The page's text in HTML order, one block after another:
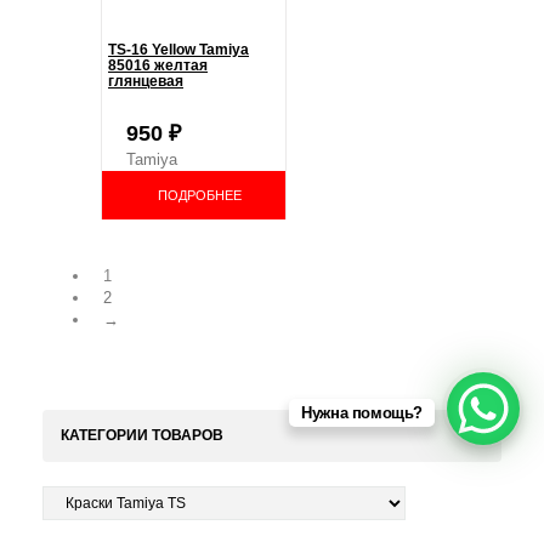
TS-16 Yellow Tamiya
85016 желтая
глянцевая
950 ₽
Tamiya
ПОДРОБНЕЕ
1
2
→
КАТЕГОРИИ ТОВАРОВ
Нужна помощь?